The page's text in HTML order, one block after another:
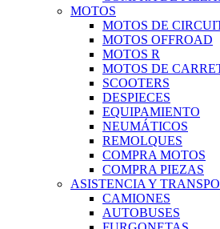
MOTOS
MOTOS DE
MOTOS OFFROAD
MOTOS R
MOTOS DE
SCOOTERS
DESPIECES
EQUIPAMIENTO
NEUMÁTICOS
REMOLQUES
COMPRA MOTOS
COMPRA PIEZAS
ASISTENCIA Y
CAMIONES
AUTOBUSES